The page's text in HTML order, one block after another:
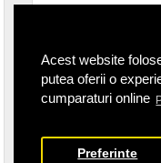
Acest website
putea oferii o
cumparaturi online
Preferinte
Parola Uitata